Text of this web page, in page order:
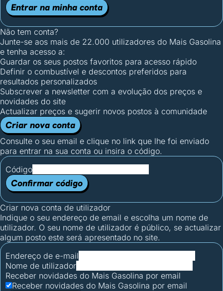
Entrar na minha conta
Não tem conta?
Junte-se aos mais de 22.000 utilizadores do Mais Gasolina
e tenha acesso a:
Guardar os seus postos favoritos para acesso rápido
Definir o combustível e descontos preferidos para
resultados personalizados
Subscrever a newsletter com a evolução dos preços e
novidades do site
Actualizar preços e sugerir novos postos à comunidade
Criar nova conta
Consulte o seu email e clique no link que lhe foi enviado
para entrar na sua conta ou insira o código.
Código
Confirmar código
Criar nova conta de utilizador
Indique o seu endereço de email e escolha um nome de
utilizador. O seu nome de utilizador é público, se actualizar
algum posto este será apresentado no site.
Endereço de e-mail
Nome de utilizador
Receber novidades do Mais Gasolina por email
Receber novidades do Mais Gasolina por email